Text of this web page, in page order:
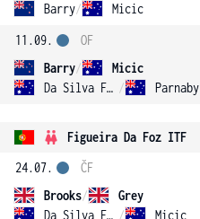
Barry/ Micic
11.09.
Barry/
Micic
Da Silva Fick / Parnaby
OF
Figueira Da Foz ITF
24.07.
Brooks/
Grey
Da Silva Fick / Micic
ČF